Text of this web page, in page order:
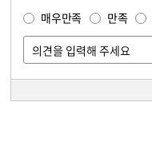
매우만족 만족